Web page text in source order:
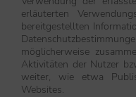
erläuterten
bereitgestellten
möglicherweise
Aktivitäten der Nutzer
weiter, wie etwa
Websites.